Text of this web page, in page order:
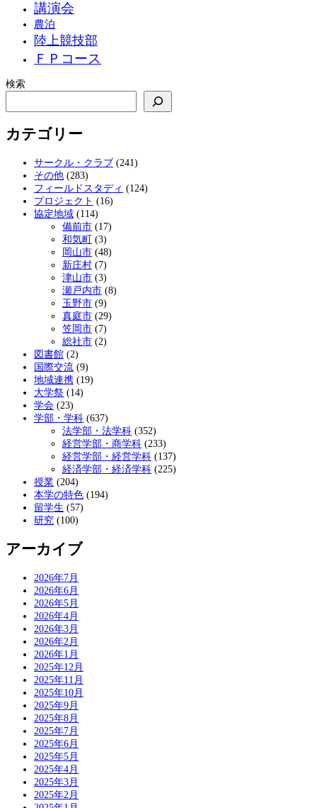
講演会
農泊
陸上競技部
ＦＰコース
検索
カテゴリー
サークル・クラブ (241)
その他 (283)
フィールドスタディ (124)
プロジェクト (16)
協定地域 (114)
備前市 (17)
和気町
(3)
岡山市 (48)
新庄村 (7)
津山市 (3)
瀬戸内市 (8)
玉野市 (9)
真庭市 (29)
笠岡市 (7)
総社市 (2)
図書館 (2)
国際交流 (9)
地域連携 (19)
大学祭 (14)
学会 (23)
学部・学科 (637)
法学部・法学科 (352)
経営学部・商学科 (233)
経営学部・経営学科 (137)
経済学部・経済学科 (225)
授業 (204)
本学の特色 (194)
留学生 (57)
研究 (100)
アーカイブ
2026年7月
2026年6月
2026年5月
2026年4月
2026年3月
2026年2月
2026年1月
2025年12月
2025年11月
2025年10月
2025年9月
2025年8月
2025年7月
2025年6月
2025年5月
2025年4月
2025年3月
2025年2月